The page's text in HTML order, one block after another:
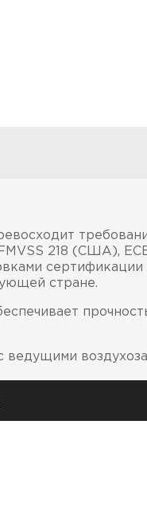
218 (США),
сертификации
стране.
ведущими
Prolock™